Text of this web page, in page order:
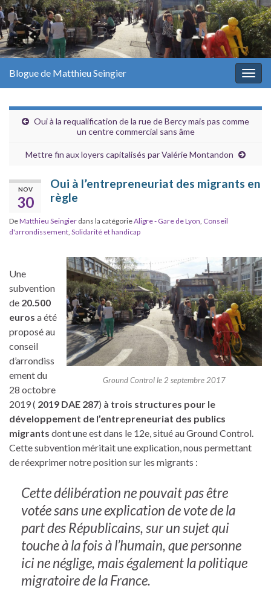
Blogue de Matthieu Seingier
Oui à la requalification de la rue de Bercy mais pas comme
un centre commercial sans âme
Mettre fin aux loyers capitalisés par Valérie Montandon
NOV
30
Oui à l’entrepreneuriat des migrants en
règle
DeMatthieu Seingier dans la catégorieAligre - Gare de Lyon Conseil
d'arrondissement Solidarité et handicap
Ground Control le 2 septembre 2017
Une
subvention
de 20.500
euros a été
proposé au
conseil
d’arrondiss
ement du
28 octobre
2019 ( 2019 DAE 287) à trois structures pour le
développement de l’entrepreneuriat des publics
migrants dont une est dans le 12e, situé au Ground Control.
Cette subvention méritait une explication, nous permettant
de réexprimer notre position sur les migrants :
Cette délibération ne pouvait pas être
votée sans une explication de vote de la
part des Républicains, sur un sujet qui
touche à la fois à l’humain, que personne
ici ne néglige, mais également la politique
migratoire de la France.